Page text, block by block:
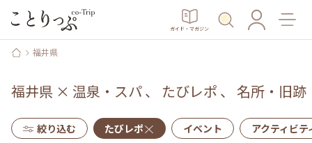
ガイド・マガジン
福井県
福井県 × 温泉・スパ、 たびレポ 、 名所・旧跡
絞り込む たびレポ イベント アクティビテ